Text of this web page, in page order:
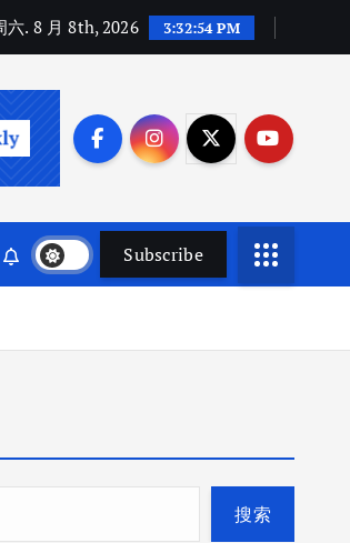
六. 8 月 8th, 2026 3:32:55 PM
Subscribe
搜索